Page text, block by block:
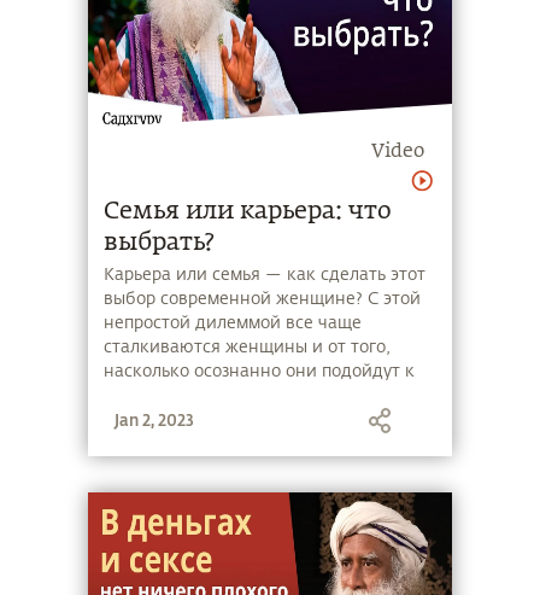
Video
Семья или карьера: что
выбрать?
Карьера или семья — как сделать этот
выбор современной женщине? С этой
непростой дилеммой все чаще
сталкиваются женщины и от того,
насколько осознанно они подойдут к
благополучие их семьи.
Jan 2, 2023